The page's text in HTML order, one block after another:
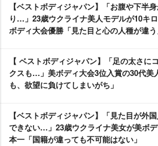
【ベストボディジャパン】「お腹や下半
り…」23歳ウクライナ美人モデルが10キ
ボディ大会優勝「見た目と心の人種が違う
【 ベストボディジャパン】「足の太さに
クスも…」美ボディ大会3位入賞の30代美
も、欲望に負けてしまいがち」
【ベストボディジャパン】「見た目が外
できない…」23歳ウクライナ美女が美ボ
本一「国籍が違っても不可能はない」